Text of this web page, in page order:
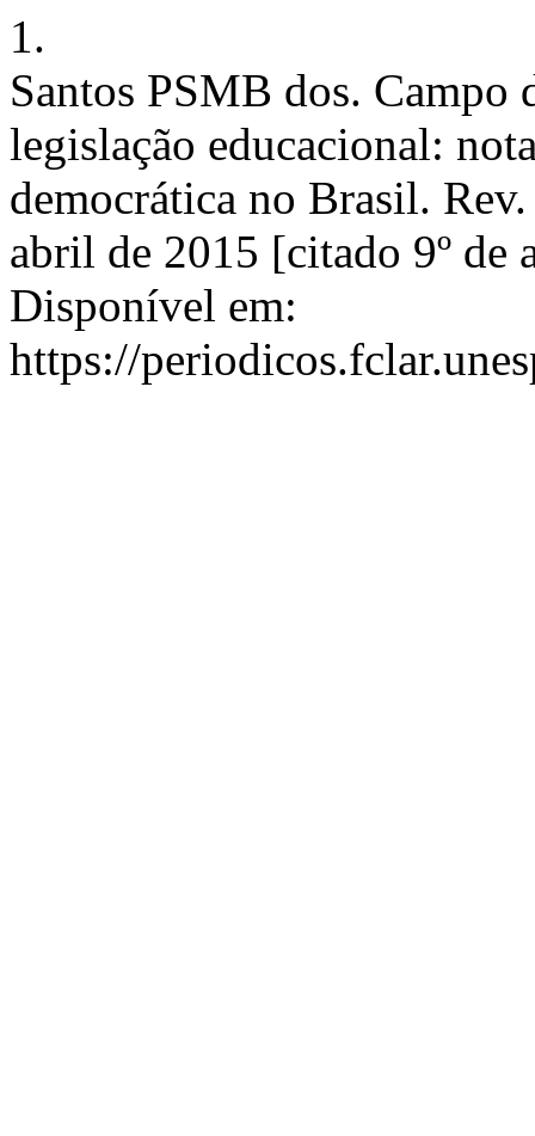
1.
Santos PSMB dos. Campo
legislação educacional:
democrática no Brasil.
abril de 2015 [citado 9º de
Disponível em:
https://